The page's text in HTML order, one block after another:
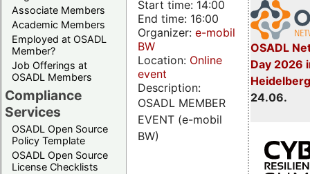
Associate Members
Academic Members
Employed at OSADL
Member?
Job Offerings at
OSADL Members
Compliance
Services
OSADL Open Source
Policy Template
OSADL Open Source
License Checklists
OSADL
Day 2026
24.06.
Start time: 14:00
End time: 16:00
Organizer: e-mobil
BW
Location: Online
event
Description:
OSADL MEMBER
EVENT (e-mobil
BW)